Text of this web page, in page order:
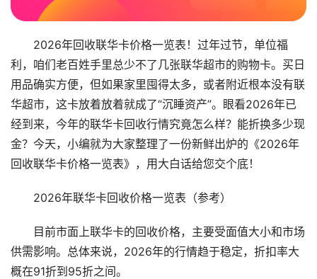
2026年回收联华卡价格一览表！过年过节，单位福
利，咱们老百姓手里总少不了几张联华超市的购物卡。买日
用品确实方便，但如果家里囤得太多，或者附近根本没有联
华超市，这卡放着放着就成了“沉睡资产”。眼看2026年已
经到来，今年的联华卡回收行情究竟怎么样？能折换多少现
金？今天，小编就为大家整理了一份新鲜出炉的《2026年
回收联华卡价格一览表》，用大白话给您交个底！
2026年联华卡回收价格一览表（参考）
目前市面上联华卡的回收价格，主要受面值大小和市场
供需影响。总体来说，2026年的行情趋于稳定，折扣率大
概在91折到95折之间。